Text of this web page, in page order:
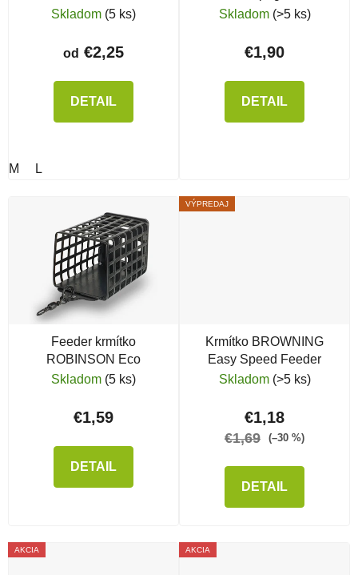
Skladom (5 ks)
od €2,25
DETAIL
M L
Skladom (>5 ks)
€1,90
DETAIL
Feeder krmítko
ROBINSON Eco
Skladom (5 ks)
€1,59
DETAIL
VÝPREDAJ
Krmítko BROWNING
Easy Speed Feeder
Skladom (>5 ks)
€1,18
€1,69 (–30 %)
DETAIL
AKCIA AKCIA